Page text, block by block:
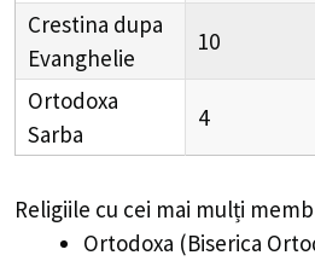
Crestina dupa
Evanghelie
10
Ortodoxa
Sarba
4
Religiile cu cei mai mulți
Ortodoxa (Biserica